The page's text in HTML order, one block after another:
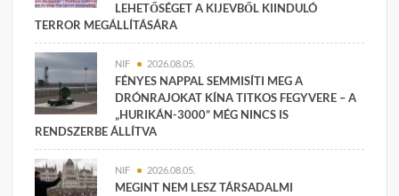
LEHETŐSÉGET A KIJEVBŐL KIINDULÓ
TERROR MEGÁLLÍTÁSÁRA
NIF 2026.08.05.
FÉNYES NAPPAL SEMMISÍTI MEG A
DRÓNRAJOKAT KÍNA TITKOS FEGYVERE – A
„HURIKÁN-3000” MÉG NINCS IS
RENDSZERBE ÁLLÍTVA
NIF 2026.08.05.
MEGINT NEM LESZ TÁRSADALMI